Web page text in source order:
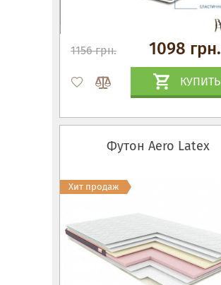
1156 грн. 1098 грн.
КУПИТЬ
Футон Aero Latex
Хит продаж